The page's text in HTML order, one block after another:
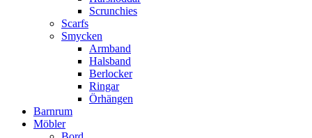
Scrunchies
Scarfs
Smycken
Armband
Halsband
Berlocker
Ringar
Örhängen
Barnrum
Möbler